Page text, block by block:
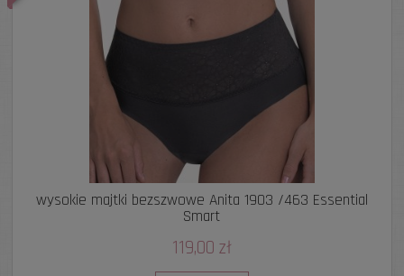
wysokie majtki bezszwowe Anita 1903 /463 Essential
Smart
119,00 zł